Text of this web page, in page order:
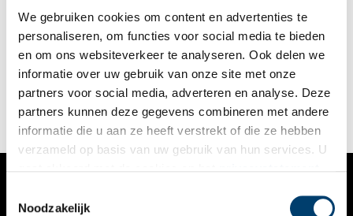
We gebruiken cookies om content en advertenties te
personaliseren, om functies voor social media te bieden
en om ons websiteverkeer te analyseren. Ook delen we
informatie over uw gebruik van onze site met onze
partners voor social media, adverteren en analyse. Deze
partners kunnen deze gegevens combineren met andere
informatie die u aan ze heeft verstrekt of die ze hebben
verzameld op basis van uw gebruik van hun services. U
Noodzakelijk
Museum Weesp bestaat 50 jaar! En wie jarig is trakteert. Dat
doet het museum met een nieuwe tentoonstelling: ‘Bewaard
voor de stad’, die een overzicht geeft van vijftig jaar
schenkingen. De voorwerpen vertellen niet alleen een verhaal
over het museum, maar ook over de stad en haar inwoners.
Want Weesp is zoveel meer dan alleen porselein en cacao.
VERHALEN